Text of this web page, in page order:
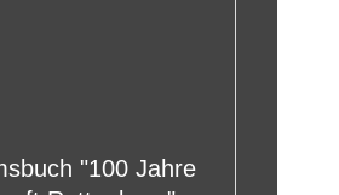
"100 Jahre